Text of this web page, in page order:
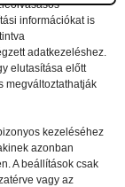
információkat is
adatkezeléshez.
elutasítása előtt
megváltoztathatják
kezeléséhez
azonban
A beállítások csak
vagy az
mentése